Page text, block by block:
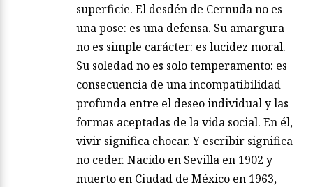
superficie. El desdén de Cernuda no es
una pose: es una defensa. Su amargura
no es simple carácter: es lucidez moral.
Su soledad no es solo temperamento: es
consecuencia de una incompatibilidad
profunda entre el deseo individual y las
formas aceptadas de la vida social. En él,
vivir significa chocar. Y escribir significa
no ceder. Nacido en Sevilla en 1902 y
muerto en Ciudad de México en 1963,